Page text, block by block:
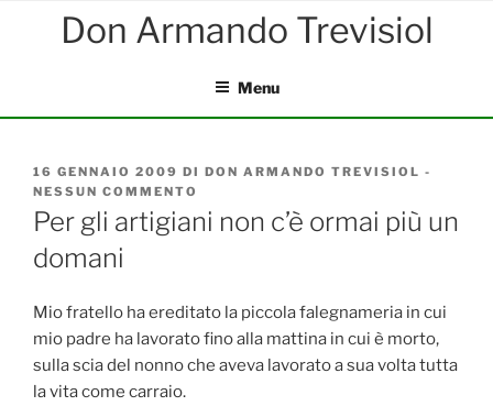
Menu
PUBBLICATO
IL
16 GENNAIO 2009 DI DON ARMANDO TREVISIOL -
NESSUN COMMENTO
PER
GLI
ORMAI
PIÙ
UN
DOMANI
Per gli artigiani non c’è ormai più un
domani
Mio fratello ha ereditato la piccola falegnameria in cui
mio padre ha lavorato fino alla mattina in cui è morto,
sulla scia del nonno che aveva lavorato a sua volta tutta
la vita come carraio.